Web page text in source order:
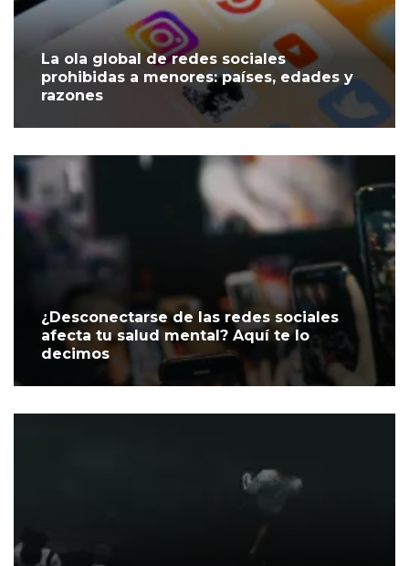
La ola global de redes sociales
prohibidas a menores: países, edades y
razones
¿Desconectarse de las redes sociales
afecta tu salud mental? Aquí te lo
decimos